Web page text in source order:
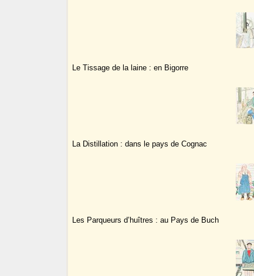
Le Tissage de la laine : en Bigorre
La Distillation : dans le pays de Cognac
Les Parqueurs d’huîtres : au Pays de Buch